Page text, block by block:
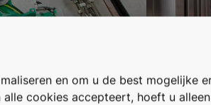
en om u de best mogelijke
cookies accepteert, hoeft u